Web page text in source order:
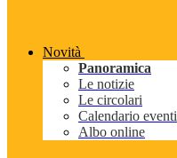
Novità
Panoramica
Le notizie
Le circolari
Calendario eventi
Albo online